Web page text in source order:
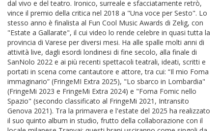
dal vivo e del teatro. Ironico, surreale e sfacciatamente retrò,
vince il premio della critica nel 2018 a "Una voce per Sesto". Lo
stesso anno è finalista al Fun Cool Music Awards di Zelig, con
"Estate a Gallarate", il cui video lo rende celebre in quasi tutta la
provincia di Varese per diversi mesi. Ha alle spalle molti anni di
attività live, dagli esordi londinesi di fine secolo, alla finale di
SanNolo 2022 e ai più recenti spettacoli teatrali, ideati, scritti e
portati in scena come cantautore e attore, tra cui: “Il mio Foma
immaginario” (FringeMI Extra 2025), "Lo sbarco in Lombardia"
(FringeMi 2023 e FringeMi Extra 2024) e "Foma Fomic nello
Spazio" (secondo classificato al FringeMi 2021, Intransito
Genova 2021). Tra la primavera e l'estate del 2025 ha realizzato
il suo quinto album in studio, frutto della collaborazione con il